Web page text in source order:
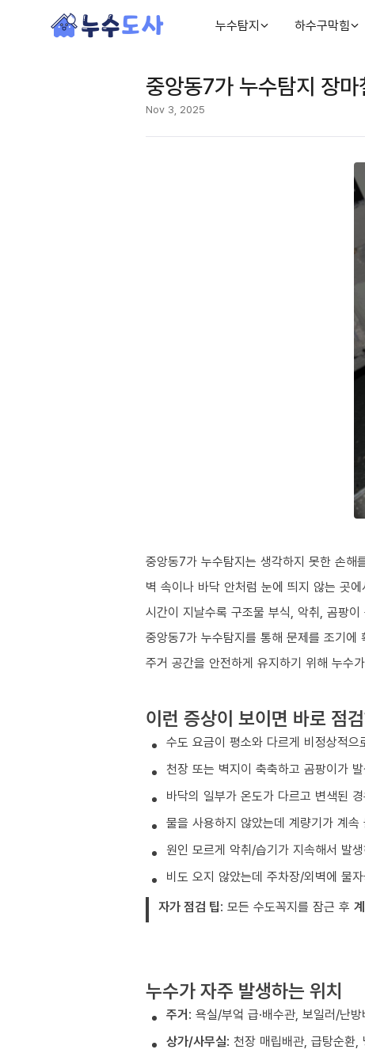
누수탐지 하수구막힘
중앙동7가 누수탐지 장
Nov 3, 2025
중앙동7가 누수탐지는 생각하지 못한 손해
벽 속이나 바닥 안처럼 눈에 띄지 않는 곳
시간이 지날수록 구조물 부식, 악취, 곰팡
중앙동7가 누수탐지를 통해 문제를 조기에
주거 공간을 안전하게 유지하기 위해 누수
이런 증상이 보이면 바로 점
수도 요금이 평소와 다르게 비정상적으
천장 또는 벽지이 축축하고 곰팡이가
바닥의 일부가 온도가 다르고 변색된
물을 사용하지 않았는데 계량기가 계속
원인 모르게 악취/습기가 지속해서 발
비도 오지 않았는데 주차장/외벽에 물
자가 점검 팁: 모든 수도꼭지를 잠근 후
누수가 자주 발생하는 위치
주거: 욕실/부엌 급·배수관, 보일러/난
상가/사무실: 천장 매립배관, 급탕순환,